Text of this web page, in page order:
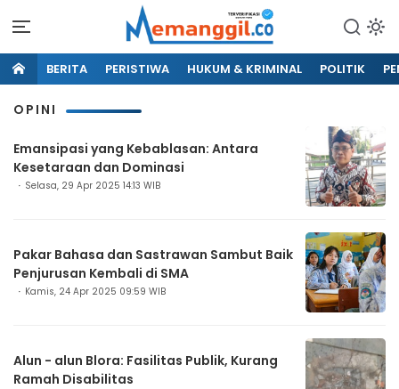
BERITA PERISTIWA HUKUM & KRIMINAL POLITIK
OPINI
Emansipasi yang Kebablasan: Antara
Kesetaraan dan Dominasi
Selasa, 29 Apr 2025 14:13 WIB
Pakar Bahasa dan Sastrawan Sambut Baik
Penjurusan Kembali di SMA
Kamis, 24 Apr 2025 09:59 WIB
Alun - alun Blora: Fasilitas Publik, Kurang
Ramah Disabilitas